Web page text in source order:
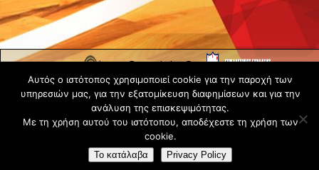
Copyright ©
2020 -
Gsperamatosermis.gr
All rights
reserved. -
Χρήσης
Αυτός ο ιστότοπος χρησιμοποιεί cookie για την παροχή των
υπηρεσιών μας, για την εξατομίκευση διαφημίσεων και για την
ανάλυση της επισκεψιμότητας.
Με τη χρήση αυτού του ιστότοπου, αποδέχεστε τη χρήση των
cookie.
Το κατάλαβα Privacy Policy